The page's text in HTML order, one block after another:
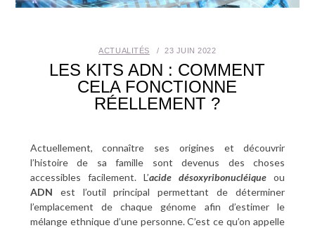
ACTUALITÉS 23 JUIN 2022
LES KITS ADN : COMMENT
CELA FONCTIONNE
RÉELLEMENT ?
Actuellement, connaître ses origines et découvrir
l’histoire de sa famille sont devenus des choses
accessibles facilement. L’acide désoxyribonucléique ou
ADN est l’outil principal permettant de déterminer
l’emplacement de chaque génome afin d’estimer le
mélange ethnique d’une personne. C’est ce qu’on appelle